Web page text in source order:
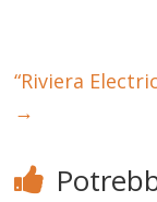
“Riviera
→